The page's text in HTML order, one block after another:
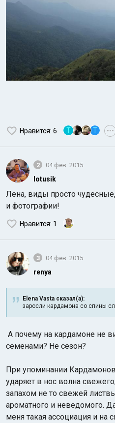
Нравится: 6 Т T •••
2 04 фев. 2015
lotusik
Лена, виды просто
и фотографии!
Нравится: 1
3 04 фев. 2015
renya
Elena Vasta сказал(а):
заросли кардамона со спины
А почему на кардамоне не
семенами? Не сезон?
При упоминании
ударяет в нос волна
запахом не то свежей
ароматного и неведомого.
меня такая ассоциация и на